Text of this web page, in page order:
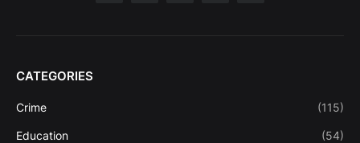
CATEGORIES
Crime (115)
Education (54)